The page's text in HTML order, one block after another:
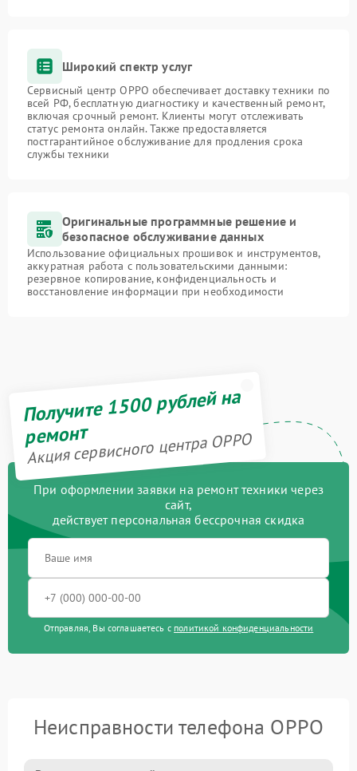
Широкий спектр услуг
Сервисный центр OPPO обеспечивает доставку техники по
всей РФ, бесплатную диагностику и качественный ремонт,
включая срочный ремонт. Клиенты могут отслеживать
статус ремонта онлайн. Также предоставляется
постгарантийное обслуживание для продления срока
службы техники
Оригинальные программные решение и
безопасное обслуживание данных
Использование официальных прошивок и инструментов,
аккуратная работа с пользовательскими данными:
резервное копирование, конфиденциальность и
восстановление информации при необходимости
Получите 1500 рублей на
ремонт
Акция сервисного центра OPPO
При оформлении заявки на ремонт техники через
сайт,
действует персональная бессрочная скидка
Отправляя, Вы соглашаетесь с политикой конфиденциальности
Неисправности телефона OPPO